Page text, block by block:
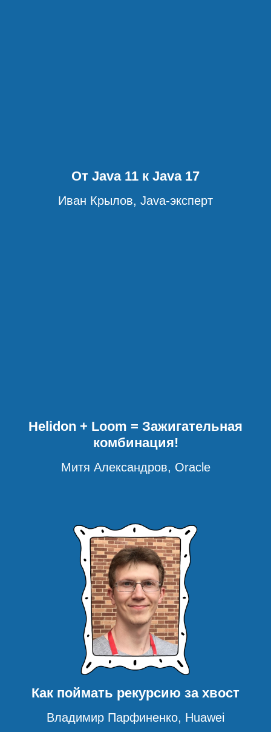
От Java 11 к Java 17
Иван Крылов, Java-эксперт
Helidon + Loom = Зажигательная
комбинация!
Митя Александров, Oracle
Как поймать рекурсию за хвост
Владимир Парфиненко, Huawei